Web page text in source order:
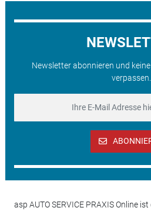
Newsletter abonnieren und
verpassen.
asp AUTO SERVICE PRAXIS Online